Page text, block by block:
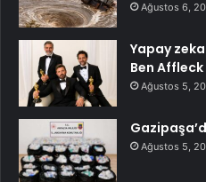
Ağustos 6,
Yapay
Ben
Ağustos 5,
Ağustos 5,